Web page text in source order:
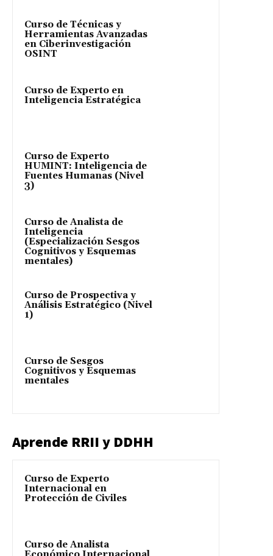
Curso de Técnicas y
Herramientas Avanzadas
en Ciberinvestigación
OSINT
Curso de Experto en
Inteligencia Estratégica
Curso de Experto
HUMINT: Inteligencia de
Fuentes Humanas (Nivel
3)
Curso de Analista de
Inteligencia
(Especialización Sesgos
Cognitivos y Esquemas
mentales)
Curso de Prospectiva y
Análisis Estratégico (Nivel
1)
Curso de Sesgos
Cognitivos y Esquemas
mentales
Aprende RRII y DDHH
Curso de Experto
Internacional en
Protección de Civiles
Curso de Analista